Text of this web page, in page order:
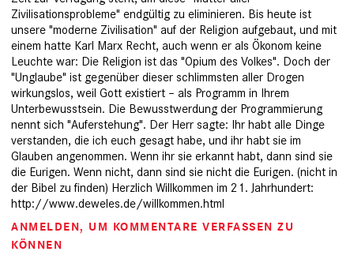
Zivilisationsprobleme" endgültig zu eliminieren. Bis heute ist
unsere "moderne Zivilisation" auf der Religion aufgebaut, und mit
einem hatte Karl Marx Recht, auch wenn er als Ökonom keine
Leuchte war: Die Religion ist das "Opium des Volkes". Doch der
"Unglaube" ist gegenüber dieser schlimmsten aller Drogen
wirkungslos, weil Gott existiert – als Programm in Ihrem
Unterbewusstsein. Die Bewusstwerdung der Programmierung
nennt sich "Auferstehung". Der Herr sagte: Ihr habt alle Dinge
verstanden, die ich euch gesagt habe, und ihr habt sie im
Glauben angenommen. Wenn ihr sie erkannt habt, dann sind sie
die Eurigen. Wenn nicht, dann sind sie nicht die Eurigen. (nicht in
der Bibel zu finden) Herzlich Willkommen im 21. Jahrhundert:
http://www.deweles.de/willkommen.html
ANMELDEN, UM KOMMENTARE VERFASSEN ZU
KÖNNEN